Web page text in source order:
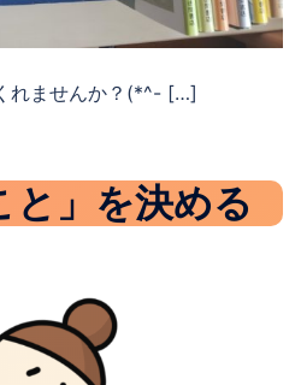
れませんか？(*^- […]
と」を決める